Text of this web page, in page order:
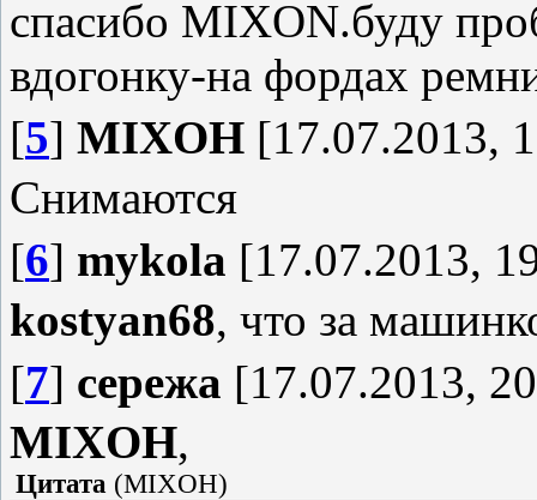
спасибо MIXON.буду
вдогонку-на фордах
[5] MIXOH [17.07.2013,
Снимаются
[6] mykola [17.07.2013,
kostyan68, что за
[7] сережа [17.07.2013,
MIXOH,
Цитата (MIXOH)